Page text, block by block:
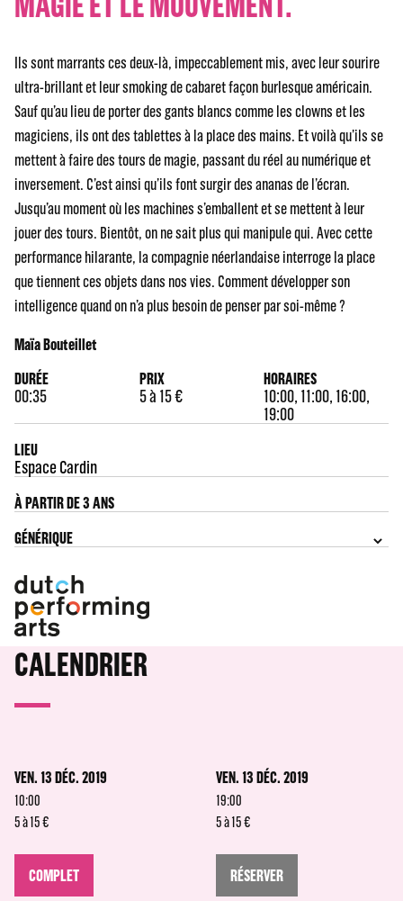
Ils sont marrants ces deux-là, impeccablement mis, avec leur sourire
ultra-brillant et leur smoking de cabaret façon burlesque américain.
Sauf qu’au lieu de porter des gants blancs comme les clowns et les
magiciens, ils ont des tablettes à la place des mains. Et voilà qu’ils se
mettent à faire des tours de magie, passant du réel au numérique et
inversement. C’est ainsi qu’ils font surgir des ananas de l’écran.
Jusqu’au moment où les machines s’emballent et se mettent à leur
jouer des tours. Bientôt, on ne sait plus qui manipule qui. Avec cette
performance hilarante, la compagnie néerlandaise interroge la place
que tiennent ces objets dans nos vies. Comment développer son
intelligence quand on n’a plus besoin de penser par soi-même ?
Maïa Bouteillet
DURÉE
00:35
PRIX
5 à 15 €
HORAIRES
10:00, 11:00, 16:00,
19:00
LIEU
Espace Cardin
À PARTIR DE 3 ANS
GÉNÉRIQUE
CALENDRIER
VEN. 13 DÉC. 2019
10:00
5 à 15 €
COMPLET
VEN. 13 DÉC. 2019
19:00
5 à 15 €
RÉSERVER